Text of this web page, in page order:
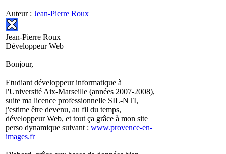
Auteur : Jean-Pierre Roux
Jean-Pierre Roux
Développeur Web
Bonjour,
Etudiant développeur informatique à
l'Université Aix-Marseille (années 2007-2008),
suite ma licence professionnelle SIL-NTI,
j'estime être devenu, au fil du temps,
développeur Web, et tout ça grâce à mon site
perso dynamique suivant : www.provence-en-
images.fr